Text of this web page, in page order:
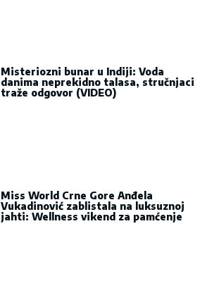
Misteriozni bunar u Indiji: Voda
danima neprekidno talasa, stručnjaci
traže odgovor (VIDEO)
Miss World Crne Gore Anđela
Vukadinović zablistala na luksuznoj
jahti: Wellness vikend za pamćenje